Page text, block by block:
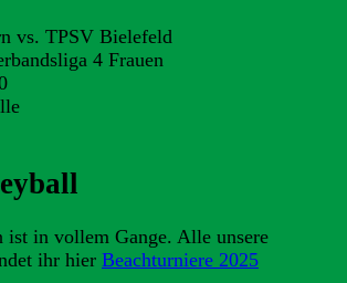
vs. TPSV Bielefeld
4 Frauen
ist in vollem Gange. Alle unsere
ihr hier Beachturniere 2025